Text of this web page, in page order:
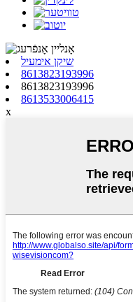
שיקן אימעיל
8613823193996
8613823193996
8613533006415
x